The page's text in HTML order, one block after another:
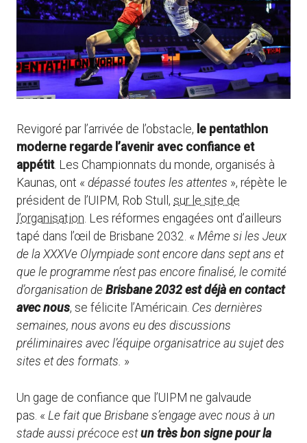
Revigoré par l’arrivée de l’obstacle, le pentathlon
moderne regarde l’avenir avec confiance et
appétit. Les Championnats du monde, organisés à
Kaunas, ont « dépassé toutes les attentes », répète le
président de l’UIPM, Rob Stull, sur le site de
l’organisation. Les réformes engagées ont d’ailleurs
tapé dans l’œil de Brisbane 2032. « Même si les Jeux
de la XXXVe Olympiade sont encore dans sept ans et
que le programme n’est pas encore finalisé, le comité
d’organisation de Brisbane 2032 est déjà en contact
avec nous, se félicite l’Américain. Ces dernières
semaines, nous avons eu des discussions
préliminaires avec l’équipe organisatrice au sujet des
sites et des formats. »
Un gage de confiance que l’UIPM ne galvaude
pas. « Le fait que Brisbane s’engage avec nous à un
stade aussi précoce estun très bon signe pour la